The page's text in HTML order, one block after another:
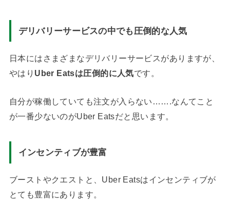
デリバリーサービスの中でも圧倒的な人気
日本にはさまざまなデリバリーサービスがありますが、
やはり Uber Eatsは圧倒的に人気です。
自分が稼働していても注文が入らない…….なんてこと
が一番少ないのがUber Eatsだと思います。
インセンティブが豊富
ブーストやクエストと、Uber Eatsはインセンティブが
とても豊富にあります。